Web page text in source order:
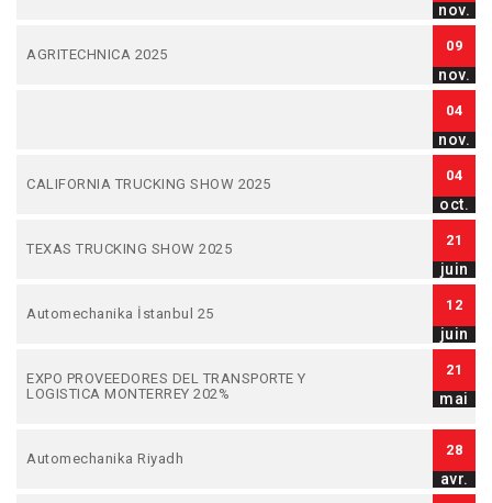
nov.
AGRITECHNICA 2025
09
nov.
04
nov.
CALIFORNIA TRUCKING SHOW 2025
04
oct.
TEXAS TRUCKING SHOW 2025
21
juin
Automechanika İstanbul 25
12
juin
EXPO PROVEEDORES DEL TRANSPORTE Y
LOGISTICA MONTERREY 202%
21
mai
Automechanika Riyadh
28
avr.